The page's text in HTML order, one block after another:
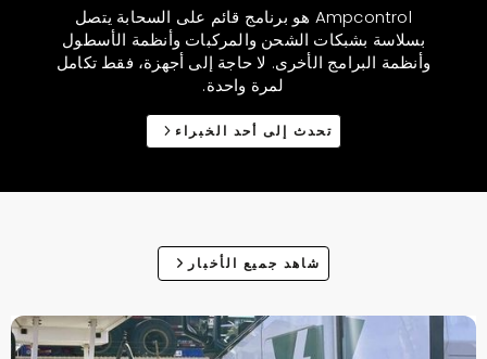
Ampcontrol هو برنامج قائم على السحابة يتصل
بسلاسة بشبكات الشحن والمركبات وأنظمة الأسطول
وأنظمة البرامج الأخرى. لا حاجة إلى أجهزة، فقط تكامل
لمرة واحدة.
تحدث إلى أحد الخبراء
شاهد جميع الأخبار